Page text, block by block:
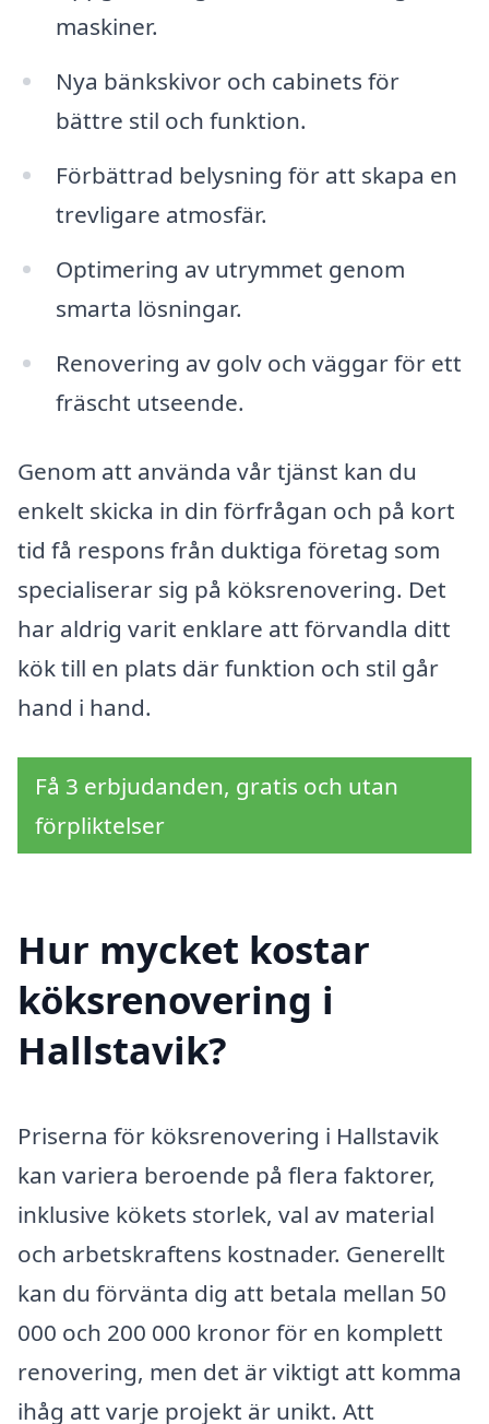
maskiner.
Nya bänkskivor och cabinets för
bättre stil och funktion.
Förbättrad belysning för att skapa en
trevligare atmosfär.
Optimering av utrymmet genom
smarta lösningar.
Renovering av golv och väggar för ett
fräscht utseende.
Genom att använda vår tjänst kan du
enkelt skicka in din förfrågan och på kort
tid få respons från duktiga företag som
specialiserar sig på köksrenovering. Det
har aldrig varit enklare att förvandla ditt
kök till en plats där funktion och stil går
hand i hand.
Få 3 erbjudanden, gratis och utan
förpliktelser
Hur mycket kostar
köksrenovering i
Hallstavik?
Priserna för köksrenovering i Hallstavik
kan variera beroende på flera faktorer,
inklusive kökets storlek, val av material
och arbetskraftens kostnader. Generellt
kan du förvänta dig att betala mellan 50
000 och 200 000 kronor för en komplett
renovering, men det är viktigt att komma
ihåg att varje projekt är unikt. Att